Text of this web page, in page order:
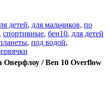
детей, для мальчиков, по
, спортивные, бен10, для детей
, под водой,
Оверфлоу / Ben 10 Overflow